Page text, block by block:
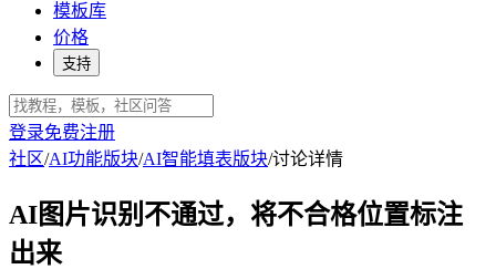
模板库
价格
支持
登录免费注册
社区/AI功能版块/AI智能填表版块/讨论详情
AI图片识别不通过，将不合格位置标注
出来